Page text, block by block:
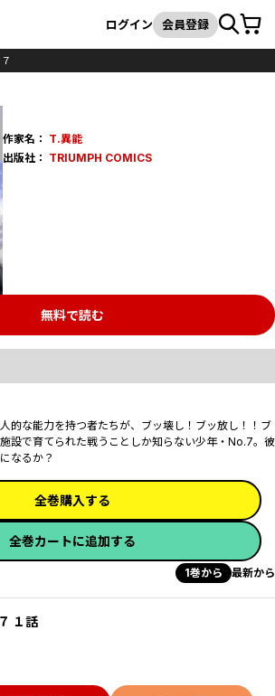
検索
ログイン 会員登録カート
作家名： T.異能
出版社： TRIUMPH COMICS
無料で読む
的な能力を持つ者たちが、ブッ壊し！ブッ放し！！ブ
設で育てられた戦うことしか知らない少年・No.7。彼
なるか？
全巻購入する
全巻カートに追加する
1巻から 最新から
１話